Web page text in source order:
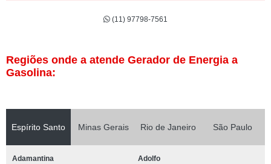
(11) 97798-7561
Regiões onde a atende Gerador de Energia a
Gasolina:
Espírito Santo Minas Gerais Rio de Janeiro São Paulo
Adamantina Adolfo